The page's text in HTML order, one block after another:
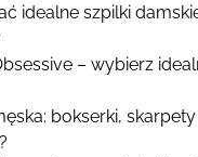
idealne szpilki
– wybierz
bokserki,